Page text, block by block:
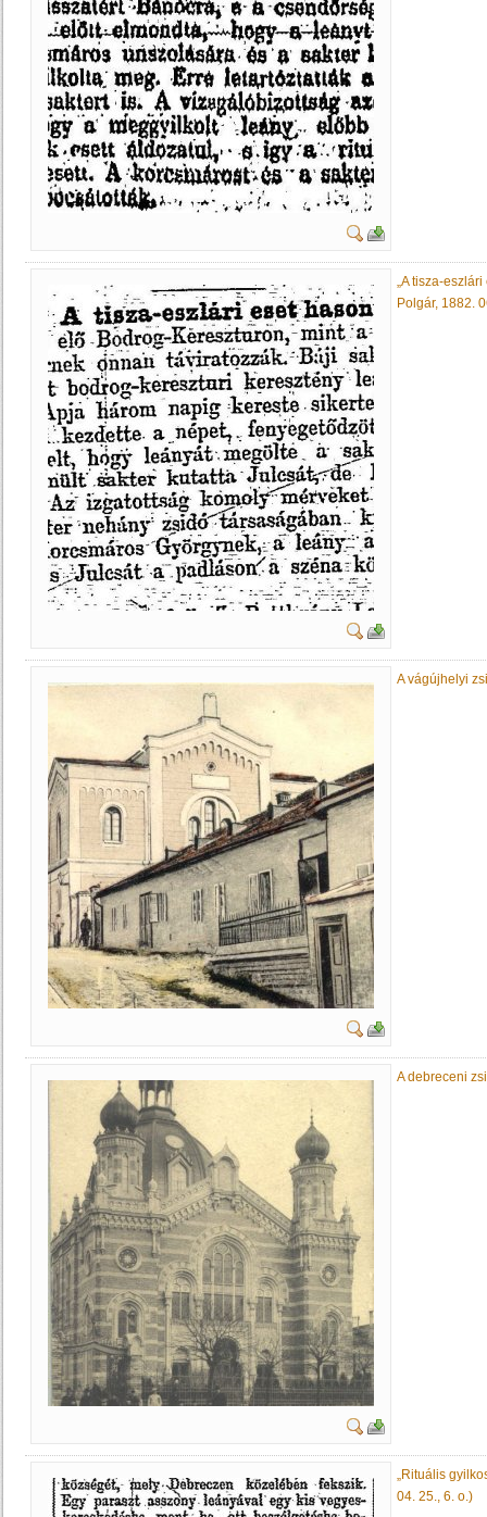
„A tisza-
Polgár, 1882.
A vágújhelyi
A debreceni
„Rituális
04. 25., 6. o.)